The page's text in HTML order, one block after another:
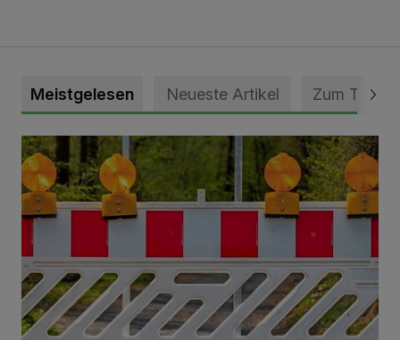
Meistgelesen Neueste Artikel Zum Thema
Vollsperrung der Talstraße in Grevenbroich-Kapellen